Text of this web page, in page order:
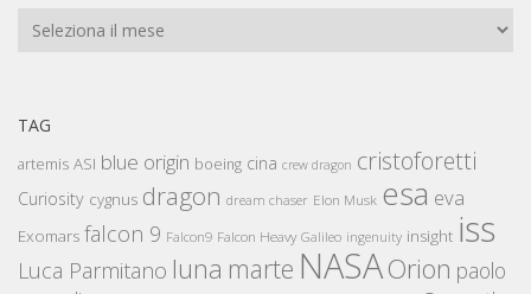
Archivi
TAG
artemis ASI blue origin boeing cina crew dragon cristoforetti
Curiosity cygnus dragon dream chaser Elon Musk esa eva
Exomars falcon 9 Falcon9 Falcon Heavy Galileo ingenuity insight iss
Luca Parmitano luna marte NASAOrion paolo